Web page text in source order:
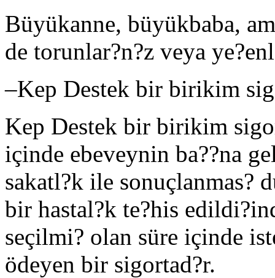
Büyükanne, büyükbaba,
de torunlar?n?z veya
–Kep Destek bir birikim
Kep Destek bir birikim
içinde ebeveynin ba??na
sakatl?k ile sonuçlanmas?
bir hastal?k te?his
seçilmi? olan süre içinde
ödeyen bir sigortad?r.